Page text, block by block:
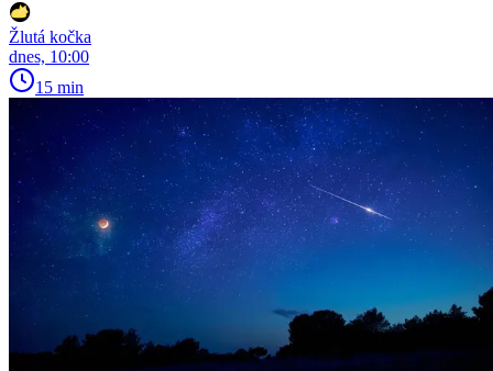
Žlutá kočka
dnes, 10:00
15 min